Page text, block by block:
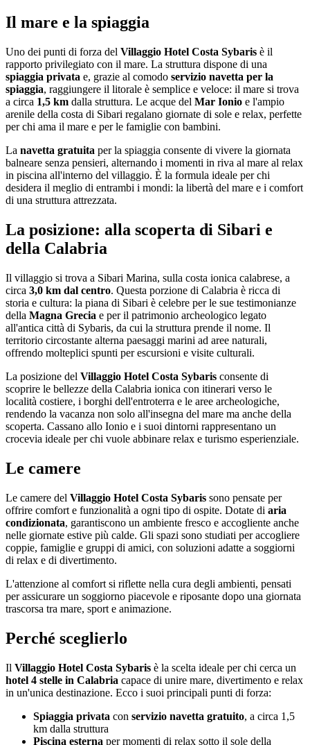
Il mare e la spiaggia
Uno dei punti di forza del Villaggio Hotel Costa Sybaris è il
rapporto privilegiato con il mare. La struttura dispone di una
spiaggia privata e, grazie al comodo servizio navetta per la
spiaggia, raggiungere il litorale è semplice e veloce: il mare si trova
a circa 1,5 km dalla struttura. Le acque del Mar Ionio e l'ampio
arenile della costa di Sibari regalano giornate di sole e relax, perfette
per chi ama il mare e per le famiglie con bambini.
La navetta gratuita per la spiaggia consente di vivere la giornata
balneare senza pensieri, alternando i momenti in riva al mare al relax
in piscina all'interno del villaggio. È la formula ideale per chi
desidera il meglio di entrambi i mondi: la libertà del mare e i comfort
di una struttura attrezzata.
La posizione: alla scoperta di Sibari e
della Calabria
Il villaggio si trova a Sibari Marina, sulla costa ionica calabrese, a
circa 3,0 km dal centro. Questa porzione di Calabria è ricca di
storia e cultura: la piana di Sibari è celebre per le sue testimonianze
della Magna Grecia e per il patrimonio archeologico legato
all'antica città di Sybaris, da cui la struttura prende il nome. Il
territorio circostante alterna paesaggi marini ad aree naturali,
offrendo molteplici spunti per escursioni e visite culturali.
La posizione del Villaggio Hotel Costa Sybaris consente di
scoprire le bellezze della Calabria ionica con itinerari verso le
località costiere, i borghi dell'entroterra e le aree archeologiche,
rendendo la vacanza non solo all'insegna del mare ma anche della
scoperta. Cassano allo Ionio e i suoi dintorni rappresentano un
crocevia ideale per chi vuole abbinare relax e turismo esperienziale.
Le camere
Le camere del Villaggio Hotel Costa Sybaris sono pensate per
offrire comfort e funzionalità a ogni tipo di ospite. Dotate di aria
condizionata, garantiscono un ambiente fresco e accogliente anche
nelle giornate estive più calde. Gli spazi sono studiati per accogliere
coppie, famiglie e gruppi di amici, con soluzioni adatte a soggiorni
di relax e di divertimento.
L'attenzione al comfort si riflette nella cura degli ambienti, pensati
per assicurare un soggiorno piacevole e riposante dopo una giornata
trascorsa tra mare, sport e animazione.
Perché sceglierlo
Il Villaggio Hotel Costa Sybaris è la scelta ideale per chi cerca un
hotel 4 stelle in Calabria capace di unire mare, divertimento e relax
in un'unica destinazione. Ecco i suoi principali punti di forza:
Spiaggia privata con servizio navetta gratuito, a circa 1,5
km dalla struttura
Piscina esterna per momenti di relax sotto il sole della